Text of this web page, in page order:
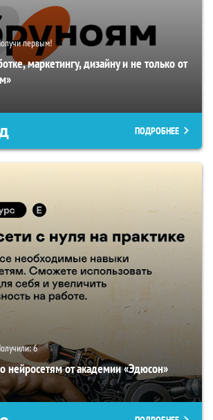
первым!
маркетингу, дизайну и не только от
ПОДРОБНЕЕ
6
нейросетям от академии «Эдюсон»